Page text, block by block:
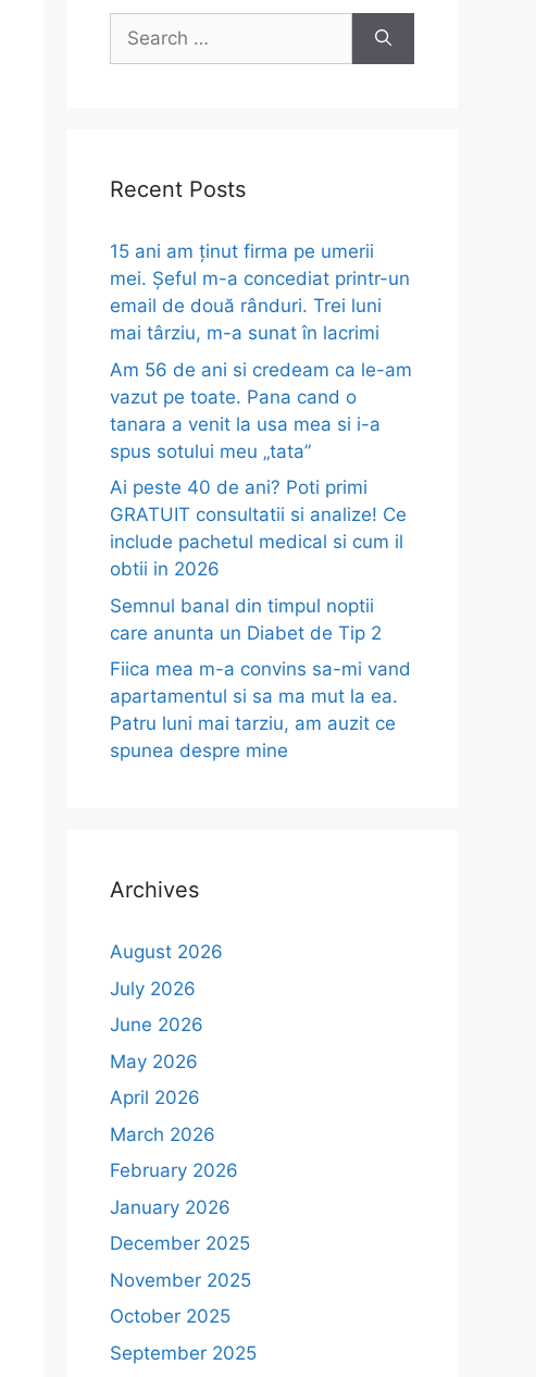
Search
for:
Recent Posts
15 ani am ținut firma pe umerii
mei. Șeful m-a concediat printr-un
email de două rânduri. Trei luni
mai târziu, m-a sunat în lacrimi
Am 56 de ani si credeam ca le-am
vazut pe toate. Pana cand o
tanara a venit la usa mea si i-a
spus sotului meu „tata”
Ai peste 40 de ani? Poti primi
GRATUIT consultatii si analize! Ce
include pachetul medical si cum il
obtii in 2026
Semnul banal din timpul noptii
care anunta un Diabet de Tip 2
Fiica mea m-a convins sa-mi vand
apartamentul si sa ma mut la ea.
Patru luni mai tarziu, am auzit ce
spunea despre mine
Archives
August 2026
July 2026
June 2026
May 2026
April 2026
March 2026
February 2026
January 2026
December 2025
November 2025
October 2025
September 2025